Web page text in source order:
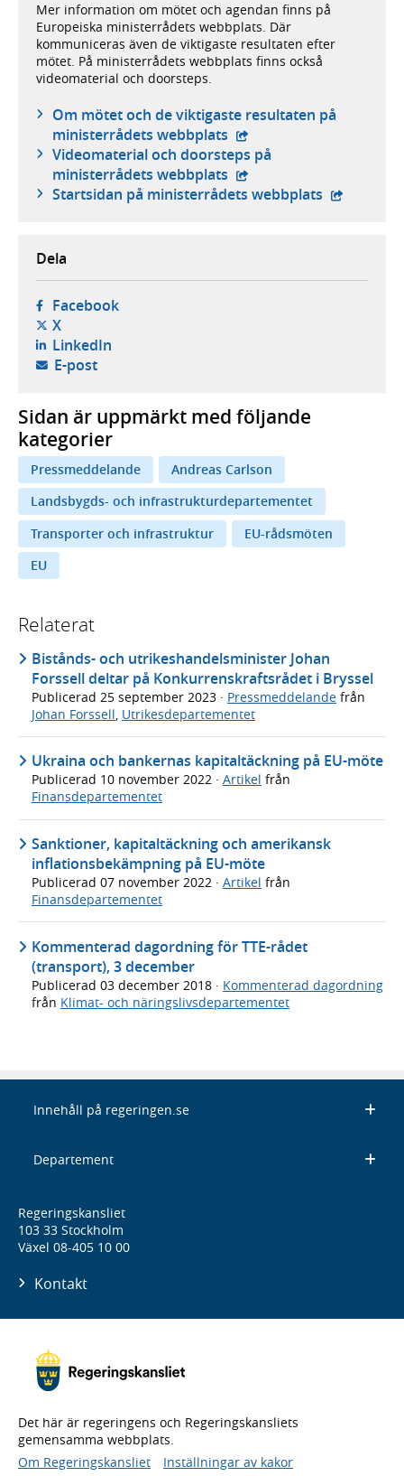
Mer information om mötet och agendan finns på
Europeiska ministerrådets webbplats. Där
kommuniceras även de viktigaste resultaten efter
mötet. På ministerrådets webbplats finns också
videomaterial och doorsteps.
Om mötet och de viktigaste resultaten på
ministerrådets webbplats - extern webbplats,
Videomaterial och doorsteps på
ministerrådets webbplats - extern webbplats,
Startsidan på ministerrådets webbplats - extern
Dela
Facebook- öppnas i ny flik, extern webbplats,
X- öppnas i ny flik, extern webbplats,
LinkedIn- öppnas i ny flik, extern webbplats,
E-post- öppnar din e-postklient,
Sidan är uppmärkt med följande
kategorier
Pressmeddelande
Andreas Carlson
Landsbygds- och infrastrukturdepartementet
Transporter och infrastruktur
EU-rådsmöten
EU
Relaterat
Bistånds- och utrikeshandelsminister Johan
Forssell deltar på Konkurrenskraftsrådet i Bryssel
Publicerad 25 september 2023 · Pressmeddelande från
Johan Forssell Utrikesdepartementet
Ukraina och bankernas kapitaltäckning på EU-möte
Publicerad 10 november 2022 · Artikel från
Finansdepartementet
Sanktioner, kapitaltäckning och amerikansk
inflationsbekämpning på EU-möte
Publicerad 07 november 2022 · Artikel från
Finansdepartementet
Kommenterad dagordning för TTE-rådet
(transport), 3 december
Publicerad 03 december 2018 · Kommenterad dagordning
från Klimat- och näringslivsdepartementet
Innehåll på regeringen.se
Departement
Regeringskansliet
103 33 Stockholm
Växel 08-405 10 00
Kontakt
Det här är regeringens och Regeringskansliets
gemensamma webbplats.
Om Regeringskansliet
Inställningar av kakor